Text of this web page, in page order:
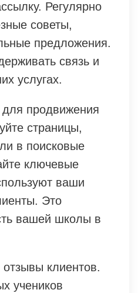
Регулярно
советы,
предложения.
связь и
услугах.
для продвижения
страницы,
в поисковые
ключевые
ваши
Это
вашей школы в
клиентов.
учеников